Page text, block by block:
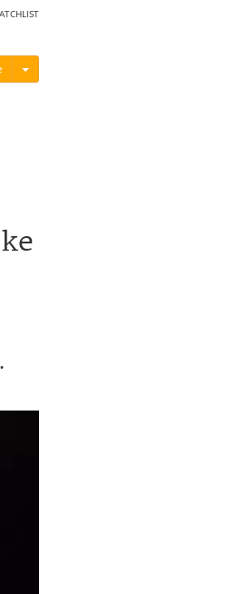
Menü ein-/ausblenden